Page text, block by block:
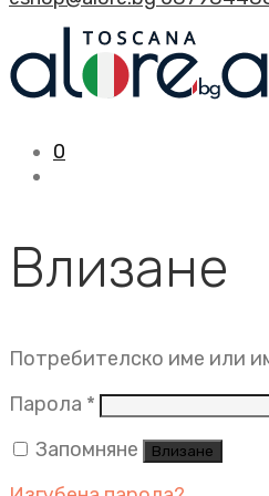
0
Влизане
Потребителско име или
Парола * Задължително
Запомняне
Влизане